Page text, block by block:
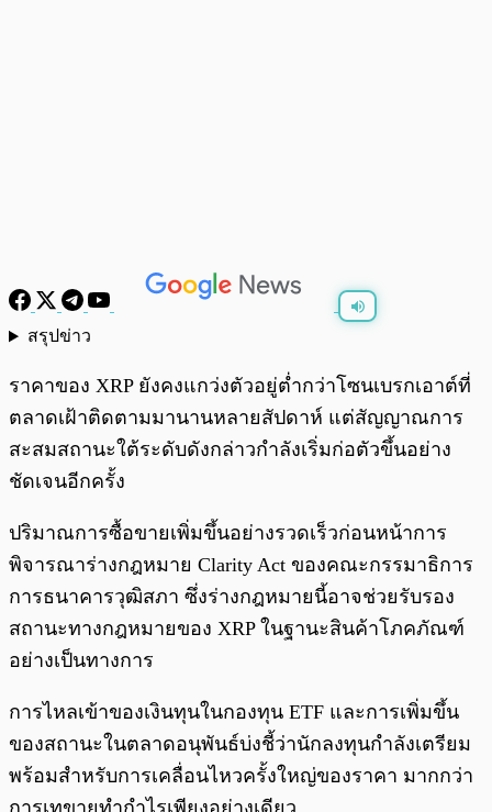
สรุปข่าว
ราคาของ XRP ยังคงแกว่งตัวอยู่ต่ำกว่าโซนเบรกเอาต์ที่
ตลาดเฝ้าติดตามมานานหลายสัปดาห์ แต่สัญญาณการ
สะสมสถานะใต้ระดับดังกล่าวกำลังเริ่มก่อตัวขึ้นอย่าง
ชัดเจนอีกครั้ง
ปริมาณการซื้อขายเพิ่มขึ้นอย่างรวดเร็วก่อนหน้าการ
พิจารณาร่างกฎหมาย Clarity Act ของคณะกรรมาธิการ
การธนาคารวุฒิสภา ซึ่งร่างกฎหมายนี้อาจช่วยรับรอง
สถานะทางกฎหมายของ XRP ในฐานะสินค้าโภคภัณฑ์
อย่างเป็นทางการ
การไหลเข้าของเงินทุนในกองทุน ETF และการเพิ่มขึ้น
ของสถานะในตลาดอนุพันธ์บ่งชี้ว่านักลงทุนกำลังเตรียม
พร้อมสำหรับการเคลื่อนไหวครั้งใหญ่ของราคา มากกว่า